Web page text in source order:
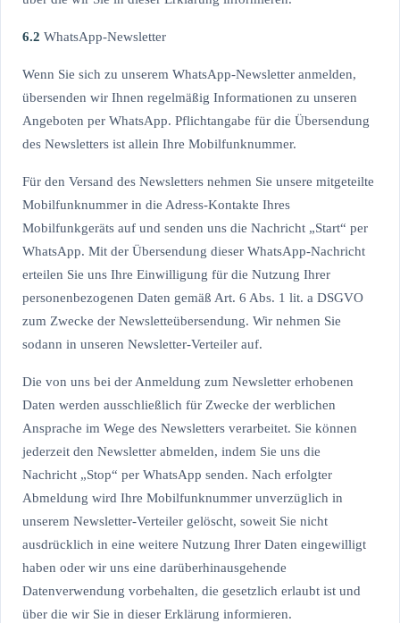
6.2 WhatsApp-Newsletter
Wenn Sie sich zu unserem WhatsApp-Newsletter anmelden,
übersenden wir Ihnen regelmäßig Informationen zu unseren
Angeboten per WhatsApp. Pflichtangabe für die Übersendung
des Newsletters ist allein Ihre Mobilfunknummer.
Für den Versand des Newsletters nehmen Sie unsere mitgeteilte
Mobilfunknummer in die Adress-Kontakte Ihres
Mobilfunkgeräts auf und senden uns die Nachricht „Start“ per
WhatsApp. Mit der Übersendung dieser WhatsApp-Nachricht
erteilen Sie uns Ihre Einwilligung für die Nutzung Ihrer
personenbezogenen Daten gemäß Art. 6 Abs. 1 lit. a DSGVO
zum Zwecke der Newsletteübersendung. Wir nehmen Sie
sodann in unseren Newsletter-Verteiler auf.
Die von uns bei der Anmeldung zum Newsletter erhobenen
Daten werden ausschließlich für Zwecke der werblichen
Ansprache im Wege des Newsletters verarbeitet. Sie können
jederzeit den Newsletter abmelden, indem Sie uns die
Nachricht „Stop“ per WhatsApp senden. Nach erfolgter
Abmeldung wird Ihre Mobilfunknummer unverzüglich in
unserem Newsletter-Verteiler gelöscht, soweit Sie nicht
ausdrücklich in eine weitere Nutzung Ihrer Daten eingewilligt
haben oder wir uns eine darüberhinausgehende
Datenverwendung vorbehalten, die gesetzlich erlaubt ist und
über die wir Sie in dieser Erklärung informieren.